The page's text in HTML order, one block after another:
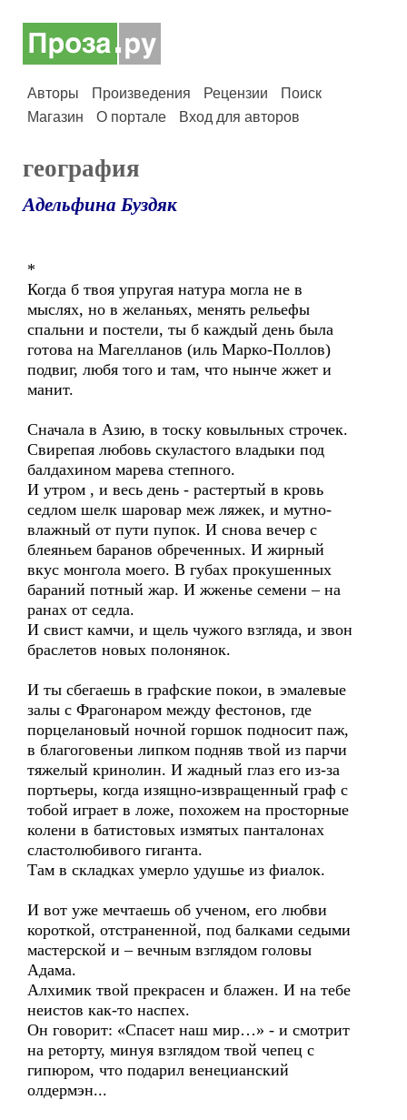
Авторы Произведения Рецензии
Поиск
Магазин
О портале Вход для авторов
география
Адельфина Буздяк
*
Когда б твоя упругая натура могла не в
мыслях, но в желаньях, менять рельефы
спальни и постели, ты б каждый день была
готова на Магелланов (иль Марко-Поллов)
подвиг, любя того и там, что нынче жжет и
манит.
Сначала в Азию, в тоску ковыльных строчек.
Свирепая любовь скуластого владыки под
балдахином марева степного.
И утром , и весь день - растертый в кровь
седлом шелк шаровар меж ляжек, и мутно-
влажный от пути пупок. И снова вечер с
блеяньем баранов обреченных. И жирный
вкус монгола моего. В губах прокушенных
бараний потный жар. И жженье семени – на
ранах от седла.
И свист камчи, и щель чужого взгляда, и звон
браслетов новых полонянок.
И ты сбегаешь в графские покои, в эмалевые
залы с Фрагонаром между фестонов, где
порцелановый ночной горшок подносит паж,
в благоговеньи липком подняв твой из парчи
тяжелый кринолин. И жадный глаз его из-за
портьеры, когда изящно-извращенный граф с
тобой играет в ложе, похожем на просторные
колени в батистовых измятых панталонах
сластолюбивого гиганта.
Там в складках умерло удушье из фиалок.
И вот уже мечтаешь об ученом, его любви
короткой, отстраненной, под балками седыми
мастерской и – вечным взглядом головы
Адама.
Алхимик твой прекрасен и блажен. И на тебе
неистов как-то наспех.
Он говорит: «Спасет наш мир…» - и смотрит
на реторту, минуя взглядом твой чепец с
гипюром, что подарил венецианский
олдермэн...